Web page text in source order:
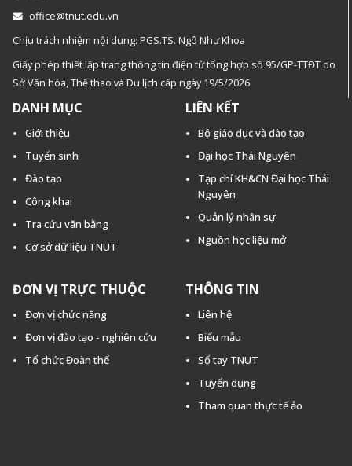
office@tnut.edu.vn
Chịu trách nhiệm nội dung: PGS.TS. Ngô Như Khoa
Giấy phép thiết lập trang thông tin điện tử tổng hợp số 95/GP-TTĐT do
Sở Văn hóa, Thế thao và Du lịch cấp ngày 19/5/2026
DANH MỤC
Giới thiệu
Tuyển sinh
Đào tạo
Công khai
Tra cứu văn bằng
Cơ sở dữ liệu TNUT
LIÊN KẾT
Bộ giáo dục và đào tạo
Đại học Thái Nguyên
Tạp chí KH&CN Đại học Thái
Nguyên
Quản lý nhân sự
Nguồn học liệu mở
ĐƠN VỊ TRỰC THUỘC
Đơn vị chức năng
Đơn vị đào tạo - nghiên cứu
Tổ chức Đoàn thể
THÔNG TIN
Liên hệ
Biểu mẫu
Sổ tay TNUT
Tuyển dụng
Tham quan thực tế ảo